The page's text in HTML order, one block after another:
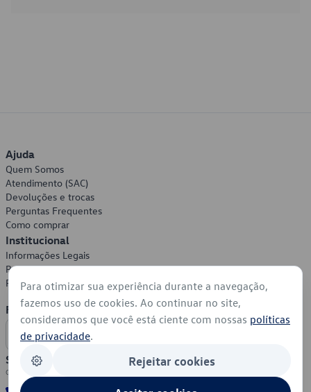
Ajuda
Quem Somos
Atendimento (SAC)
Devoluções e trocas
Perguntas Frequentes
Como comprar
Institucional
Informações Legais
Política de Privacidade
Política de Cookies
Formas de Pagamento
Segurança
Para otimizar sua experiência durante a navegação,
fazemos uso de cookies. Ao continuar no site,
consideramos que você está ciente com nossas políticas
de privacidade.
Rejeitar cookies